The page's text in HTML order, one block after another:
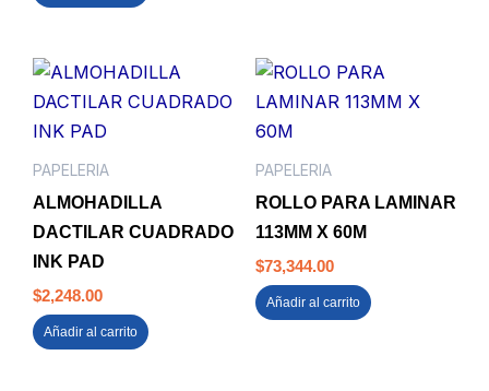
PAPELERIA
ALMOHADILLA
DACTILAR CUADRADO
INK PAD
$2,248.00
Añadir al carrito
PAPELERIA
ROLLO PARA LAMINAR
113MM X 60M
$73,344.00
Añadir al carrito